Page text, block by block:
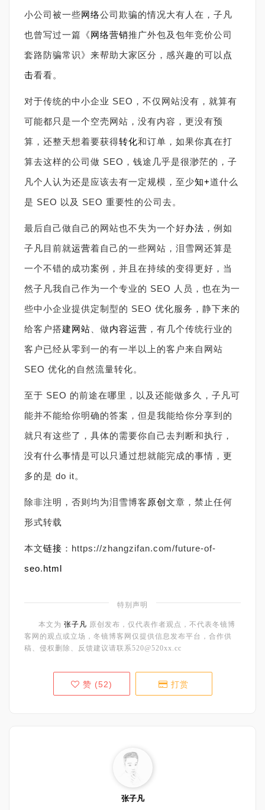
小公司被一些网络公司欺骗的情况大有人在，子凡
也曾写过一篇《网络营销推广外包及包年竞价公司
套路防骗常识》来帮助大家区分，感兴趣的可以 点
击看看。
对于传统的中小企业 SEO，不仅网站没有，就算有
可能都只是一个空壳网站，没有内容，更没有预
算，还整天想着要获得转化和订单，如果你真在打
算去这样的公司做 SEO，钱途几乎是很渺茫的，子
凡个人认为还是应该去有一定规模，至少知+道什么
是 SEO 以及 SEO 重要性的公司去。
最后自己做自己的网站也不失为一个好办法 ，例如
子凡目前就运营着自己的一些网站，泪雪网还算是
一个不错的成功案例，并且在持续的变得更好，当
然子凡我自己作为一个专业的 SEO 人员，也在为一
些中小企业提供定制型的 SEO 优化服务，静下来的
给客户搭建网站 、做内容运营 ，有几个传统行业的
客户已经从零到一的有一半以上的客户来自网站
SEO 优化的自然流量转化。
至于 SEO 的前途在哪里，以及还能做多久，子凡可
能并不能给你明确的答案，但是我能给你分享到的
就只有这些了，具体的需要你自己去判断和执行，
没有什么事情是可以只通过想就能完成的事情，更
多的是 do it。
除非注明，否则均为泪雪博客 原创 文章，禁止任何
形式转载
本文链接 ：https://zhangzifan.com/future-of-
seo.html
特别声明
本文为 张子凡 原创发布，仅代表作者观点，不代表冬镜博
客网的观点或立场，冬镜博客网仅提供信息发布平台，合作供
稿、侵权删除、反馈建议请联系520@520xx.cc
赞 (52) 打赏
张子凡